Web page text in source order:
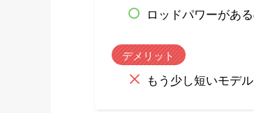
ロッドパワーがあ
デメリット
もう少し短いモデ